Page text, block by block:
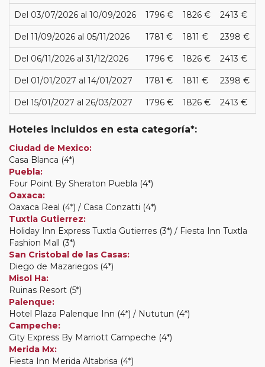
Del 03/07/2026 al 10/09/2026 1796 € 1826 € 2413 €
Del 11/09/2026 al 05/11/2026 1781 € 1811 € 2398 €
Del 06/11/2026 al 31/12/2026 1796 € 1826 € 2413 €
Del 01/01/2027 al 14/01/2027 1781 € 1811 € 2398 €
Del 15/01/2027 al 26/03/2027 1796 € 1826 € 2413 €
Hoteles incluidos en esta categoría*:
Ciudad de Mexico:
Casa Blanca (4*)
Puebla:
Four Point By Sheraton Puebla (4*)
Oaxaca:
Oaxaca Real (4*) / Casa Conzatti (4*)
Tuxtla Gutierrez:
Holiday Inn Express Tuxtla Gutierres (3*) / Fiesta Inn Tuxtla
Fashion Mall (3*)
San Cristobal de las Casas:
Diego de Mazariegos (4*)
Misol Ha:
Ruinas Resort (5*)
Palenque:
Hotel Plaza Palenque Inn (4*) / Nututun (4*)
Campeche:
City Express By Marriott Campeche (4*)
Merida Mx:
Fiesta Inn Merida Altabrisa (4*)